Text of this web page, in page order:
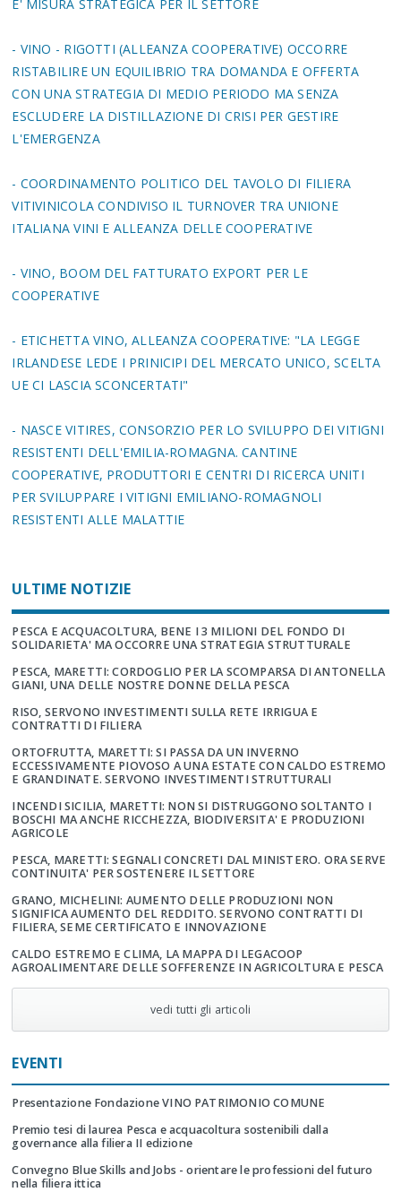
E' MISURA STRATEGICA PER IL SETTORE
- VINO - RIGOTTI (ALLEANZA COOPERATIVE) OCCORRE
RISTABILIRE UN EQUILIBRIO TRA DOMANDA E OFFERTA
CON UNA STRATEGIA DI MEDIO PERIODO MA SENZA
ESCLUDERE LA DISTILLAZIONE DI CRISI PER GESTIRE
L'EMERGENZA
- COORDINAMENTO POLITICO DEL TAVOLO DI FILIERA
VITIVINICOLA CONDIVISO IL TURNOVER TRA UNIONE
ITALIANA VINI E ALLEANZA DELLE COOPERATIVE
- VINO, BOOM DEL FATTURATO EXPORT PER LE
COOPERATIVE
- ETICHETTA VINO, ALLEANZA COOPERATIVE: "LA LEGGE
IRLANDESE LEDE I PRINICIPI DEL MERCATO UNICO, SCELTA
UE CI LASCIA SCONCERTATI"
- NASCE VITIRES, CONSORZIO PER LO SVILUPPO DEI VITIGNI
RESISTENTI DELL'EMILIA-ROMAGNA. CANTINE
COOPERATIVE, PRODUTTORI E CENTRI DI RICERCA UNITI
PER SVILUPPARE I VITIGNI EMILIANO-ROMAGNOLI
RESISTENTI ALLE MALATTIE
ULTIME NOTIZIE
PESCA E ACQUACOLTURA, BENE I 3 MILIONI DEL FONDO DI
SOLIDARIETA' MA OCCORRE UNA STRATEGIA STRUTTURALE
PESCA, MARETTI: CORDOGLIO PER LA SCOMPARSA DI ANTONELLA
GIANI, UNA DELLE NOSTRE DONNE DELLA PESCA
RISO, SERVONO INVESTIMENTI SULLA RETE IRRIGUA E
CONTRATTI DI FILIERA
ORTOFRUTTA, MARETTI: SI PASSA DA UN INVERNO
ECCESSIVAMENTE PIOVOSO A UNA ESTATE CON CALDO ESTREMO
E GRANDINATE. SERVONO INVESTIMENTI STRUTTURALI
INCENDI SICILIA, MARETTI: NON SI DISTRUGGONO SOLTANTO I
BOSCHI MA ANCHE RICCHEZZA, BIODIVERSITA' E PRODUZIONI
AGRICOLE
PESCA, MARETTI: SEGNALI CONCRETI DAL MINISTERO. ORA SERVE
CONTINUITA' PER SOSTENERE IL SETTORE
GRANO, MICHELINI: AUMENTO DELLE PRODUZIONI NON
SIGNIFICA AUMENTO DEL REDDITO. SERVONO CONTRATTI DI
FILIERA, SEME CERTIFICATO E INNOVAZIONE
CALDO ESTREMO E CLIMA, LA MAPPA DI LEGACOOP
AGROALIMENTARE DELLE SOFFERENZE IN AGRICOLTURA E PESCA
vedi tutti gli articoli
EVENTI
Presentazione Fondazione VINO PATRIMONIO COMUNE
Premio tesi di laurea Pesca e acquacoltura sostenibili dalla
governance alla filiera II edizione
Convegno Blue Skills and Jobs - orientare le professioni del futuro
nella filiera ittica